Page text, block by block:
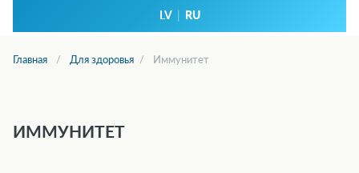
LV | RU
Главная Для здоровья Иммунитет
ИММУНИТЕТ